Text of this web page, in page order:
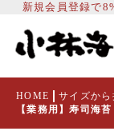
新規会員登録で
HOME サイズから
【業務用】寿司海